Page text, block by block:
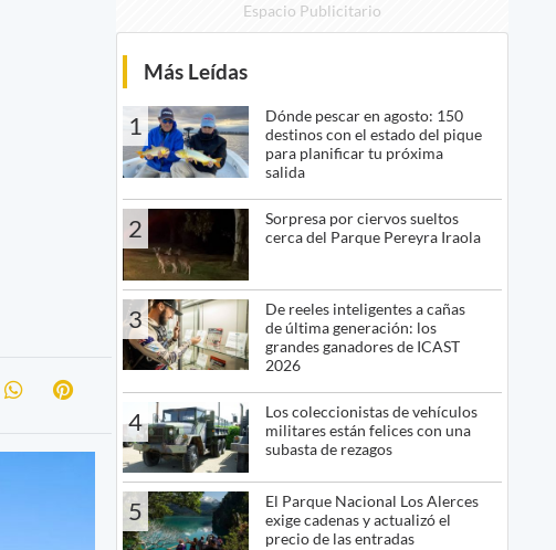
Espacio Publicitario
Más Leídas
1
Dónde pescar en agosto: 150
destinos con el estado del pique
para planificar tu próxima
salida
2
Sorpresa por ciervos sueltos
cerca del Parque Pereyra Iraola
3
De reeles inteligentes a cañas
de última generación: los
grandes ganadores de ICAST
2026
4
Los coleccionistas de vehículos
militares están felices con una
subasta de rezagos
5
El Parque Nacional Los Alerces
exige cadenas y actualizó el
precio de las entradas